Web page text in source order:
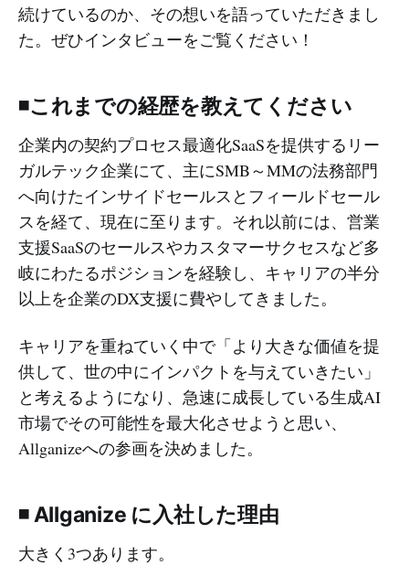
続けているのか、その想いを語っていただきまし
た。ぜひインタビューをご覧ください！
◾️これまでの経歴を教えてください
企業内の契約プロセス最適化SaaSを提供するリー
ガルテック企業にて、主にSMB～MMの法務部門
へ向けたインサイドセールスとフィールドセール
スを経て、現在に至ります。それ以前には、営業
支援SaaSのセールスやカスタマーサクセスなど多
岐にわたるポジションを経験し、キャリアの半分
以上を企業のDX支援に費やしてきました。
キャリアを重ねていく中で「より大きな価値を提
供して、世の中にインパクトを与えていきたい」
と考えるようになり、急速に成長している生成AI
市場でその可能性を最大化させようと思い、
Allganizeへの参画を決めました。
◾️Allganize に入社した理由
大きく3つあります。